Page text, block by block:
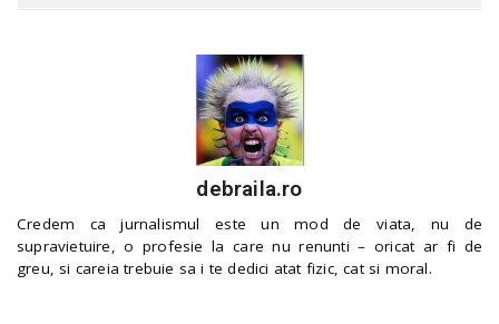
debraila.ro
Credem ca jurnalismul este un mod de viata, nu de
supravietuire, o profesie la care nu renunti – oricat ar fi de
greu, si careia trebuie sa i te dedici atat fizic, cat si moral.